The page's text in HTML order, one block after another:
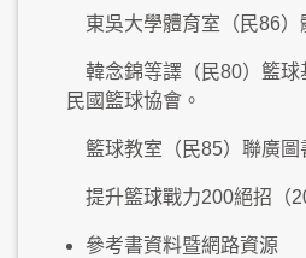
東吳大學體育室（民86）
韓念錦等譯（民80）籃球
民國籃球協會。
籃球教室（民85）聯廣圖
提升籃球戰力200絕招（
參考書資料暨網路資源